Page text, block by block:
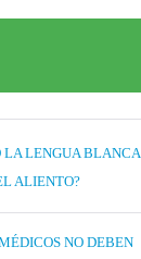
LA LENGUA
ALIENTO?
NO DEBEN